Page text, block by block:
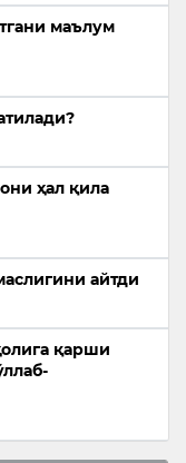
маълум
ҳал қила
айтди
қарши